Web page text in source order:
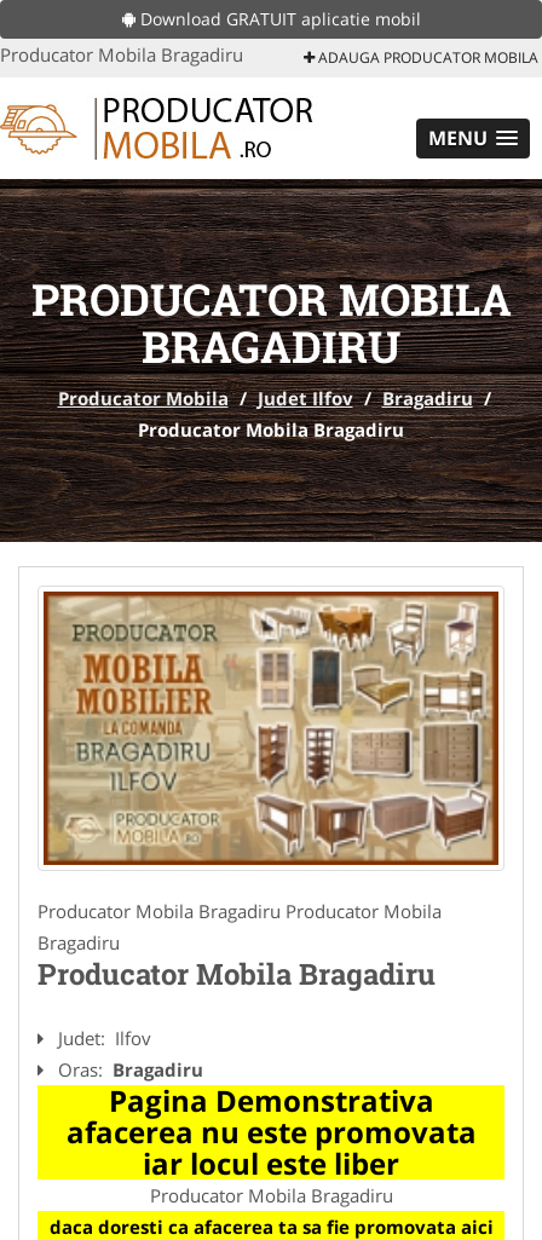
Download GRATUIT aplicatie mobil
Producator Mobila Bragadiru ADAUGA PRODUCATOR MOBILA
MENU
PRODUCATOR MOBILA
BRAGADIRU
Producator Mobila / Judet Ilfov / Bragadiru /
Producator Mobila Bragadiru
Producator Mobila Bragadiru Producator Mobila
Bragadiru
Producator Mobila Bragadiru
Judet: Ilfov
Oras: Bragadiru
Pagina Demonstrativa
afacerea nu este promovata
iar locul este liber
Producator Mobila Bragadiru
daca doresti ca afacerea ta sa fie promovata aici